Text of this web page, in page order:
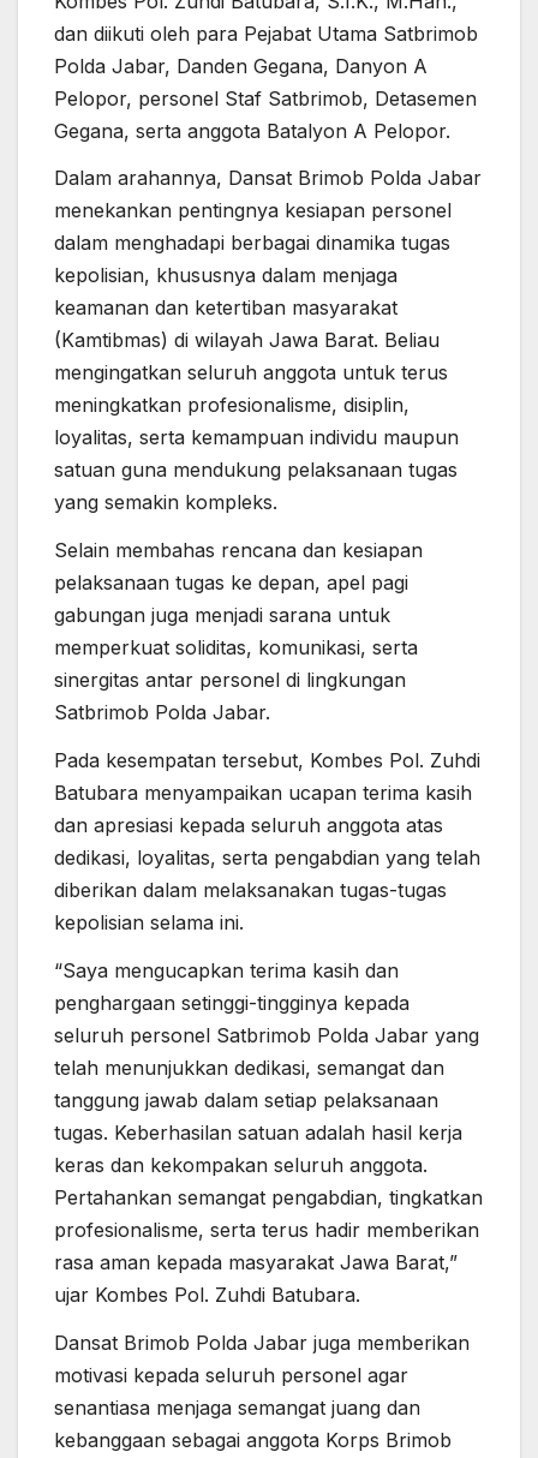
dan diikuti oleh para Pejabat Utama Satbrimob
Polda Jabar, Danden Gegana, Danyon A
Pelopor, personel Staf Satbrimob, Detasemen
Gegana, serta anggota Batalyon A Pelopor.
Dalam arahannya, Dansat Brimob Polda Jabar
menekankan pentingnya kesiapan personel
dalam menghadapi berbagai dinamika tugas
kepolisian, khususnya dalam menjaga
keamanan dan ketertiban masyarakat
(Kamtibmas) di wilayah Jawa Barat. Beliau
mengingatkan seluruh anggota untuk terus
meningkatkan profesionalisme, disiplin,
loyalitas, serta kemampuan individu maupun
satuan guna mendukung pelaksanaan tugas
yang semakin kompleks.
Selain membahas rencana dan kesiapan
pelaksanaan tugas ke depan, apel pagi
gabungan juga menjadi sarana untuk
memperkuat soliditas, komunikasi, serta
sinergitas antar personel di lingkungan
Satbrimob Polda Jabar.
Pada kesempatan tersebut, Kombes Pol. Zuhdi
Batubara menyampaikan ucapan terima kasih
dan apresiasi kepada seluruh anggota atas
dedikasi, loyalitas, serta pengabdian yang telah
diberikan dalam melaksanakan tugas-tugas
kepolisian selama ini.
“Saya mengucapkan terima kasih dan
penghargaan setinggi-tingginya kepada
seluruh personel Satbrimob Polda Jabar yang
telah menunjukkan dedikasi, semangat dan
tanggung jawab dalam setiap pelaksanaan
tugas. Keberhasilan satuan adalah hasil kerja
keras dan kekompakan seluruh anggota.
Pertahankan semangat pengabdian, tingkatkan
profesionalisme, serta terus hadir memberikan
rasa aman kepada masyarakat Jawa Barat,”
ujar Kombes Pol. Zuhdi Batubara.
Dansat Brimob Polda Jabar juga memberikan
motivasi kepada seluruh personel agar
senantiasa menjaga semangat juang dan
kebanggaan sebagai anggota Korps Brimob